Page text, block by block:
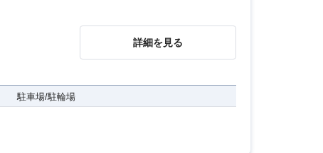
詳細を見る
駐車場/駐輪場